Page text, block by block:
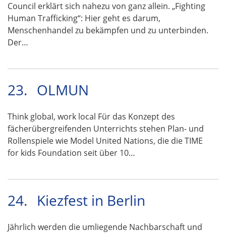
Council erklärt sich nahezu von ganz allein. „Fighting
Human Trafficking“: Hier geht es darum,
Menschenhandel zu bekämpfen und zu unterbinden.
Der…
23. OLMUN
Think global, work local Für das Konzept des
fächerübergreifenden Unterrichts stehen Plan- und
Rollenspiele wie Model United Nations, die die TIME
for kids Foundation seit über 10…
24. Kiezfest in Berlin
Jährlich werden die umliegende Nachbarschaft und